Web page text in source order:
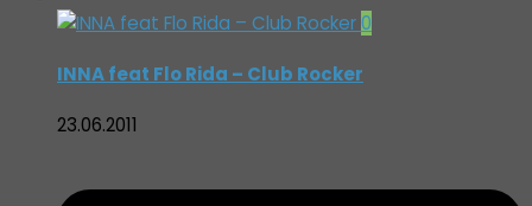
0
INNA feat Flo Rida – Club Rocker
23.06.2011